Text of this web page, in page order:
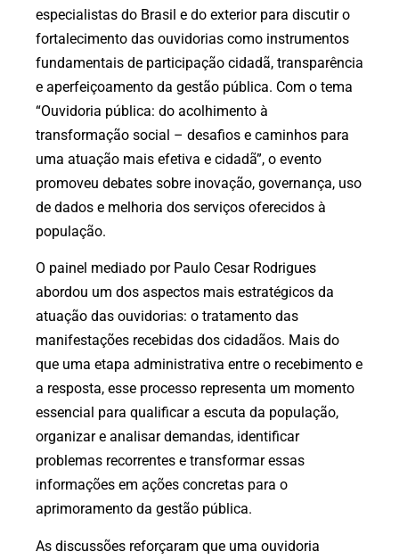
especialistas do Brasil e do exterior para discutir o
fortalecimento das ouvidorias como instrumentos
fundamentais de participação cidadã, transparência
e aperfeiçoamento da gestão pública. Com o tema
“Ouvidoria pública: do acolhimento à
transformação social – desafios e caminhos para
uma atuação mais efetiva e cidadã”, o evento
promoveu debates sobre inovação, governança, uso
de dados e melhoria dos serviços oferecidos à
população.
O painel mediado por Paulo Cesar Rodrigues
abordou um dos aspectos mais estratégicos da
atuação das ouvidorias: o tratamento das
manifestações recebidas dos cidadãos. Mais do
que uma etapa administrativa entre o recebimento e
a resposta, esse processo representa um momento
essencial para qualificar a escuta da população,
organizar e analisar demandas, identificar
problemas recorrentes e transformar essas
informações em ações concretas para o
aprimoramento da gestão pública.
As discussões reforçaram que uma ouvidoria